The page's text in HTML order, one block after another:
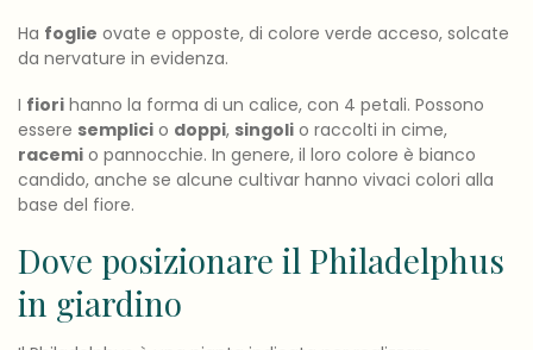
Ha foglie ovate e opposte, di colore verde acceso, solcate
da nervature in evidenza.
I fiori hanno la forma di un calice, con 4 petali. Possono
essere semplici o doppi, singoli o raccolti in cime,
racemi o pannocchie. In genere, il loro colore è bianco
candido, anche se alcune cultivar hanno vivaci colori alla
base del fiore.
Dove posizionare il Philadelphus
in giardino